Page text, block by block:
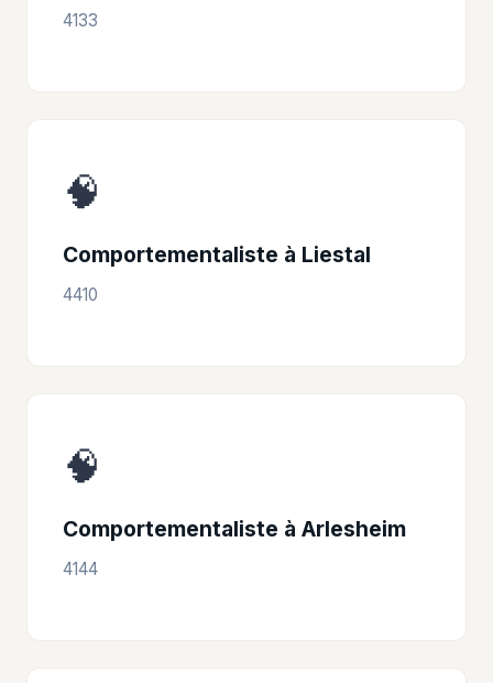
4133
🧠
Comportementaliste à Liestal
4410
🧠
Comportementaliste à Arlesheim
4144